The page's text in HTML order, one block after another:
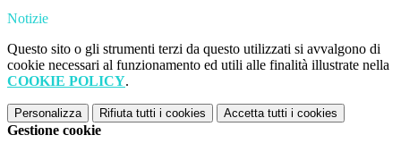
Notizie
Questo sito o gli strumenti terzi da questo utilizzati si avvalgono di
cookie necessari al funzionamento ed utili alle finalità illustrate nella
COOKIE POLICY.
Personalizza Rifiuta tutti i cookies Accetta tutti i cookies
Gestione cookie